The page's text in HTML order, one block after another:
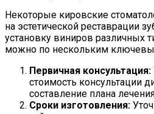
Некоторые кировские
на эстетической реставрации
установку виниров различных
можно по нескольким
Первичная консультация:
стоимость консультации
составление плана
Сроки изготовления: